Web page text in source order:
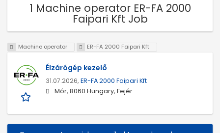
1 Machine operator ER-FA 2000
Faipari Kft Job
Machine operator ER-FA 2000 Faipari Kft
Élzárógép kezelő
31.07.2026, ER-FA 2000 Faipari Kft
Mór, 8060 Hungary, Fejér